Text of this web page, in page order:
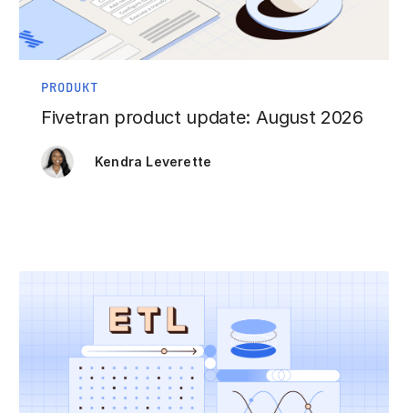
PRODUKT
Fivetran product update: August 2026
Kendra Leverette